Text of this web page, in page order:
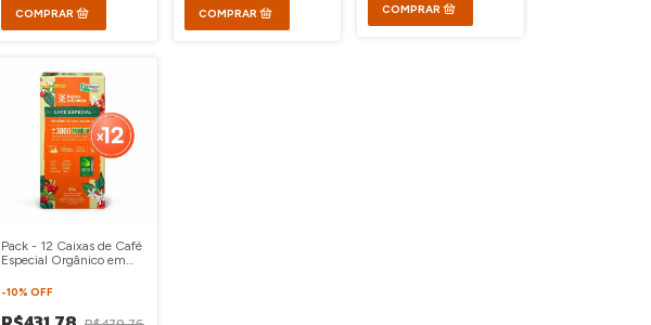
Pack - 12 Caixas de Café
Especial Orgânico em
-10% OFF